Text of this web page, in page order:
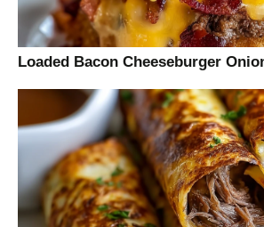
Loaded Bacon Cheeseburger